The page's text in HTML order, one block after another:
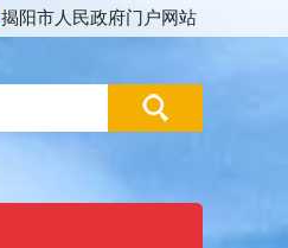
揭阳市人民政府门户网站